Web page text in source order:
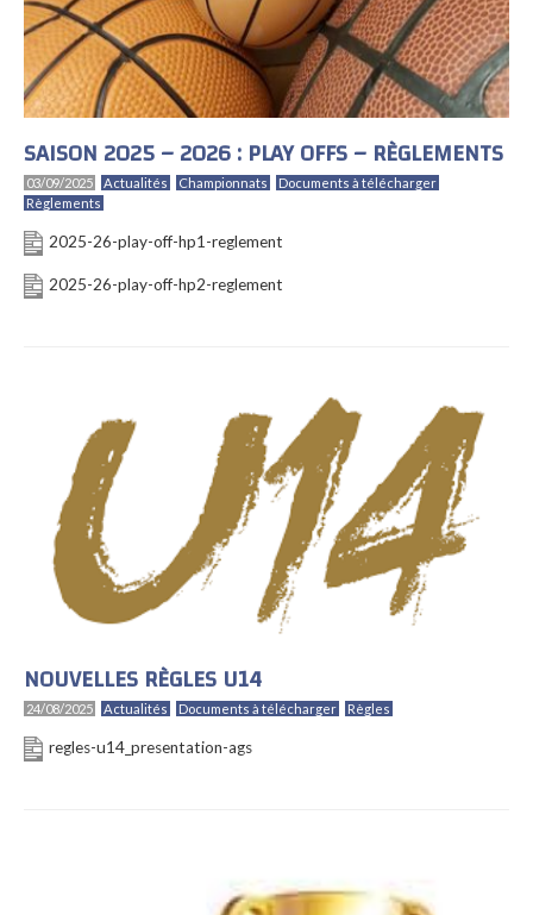
SAISON 2025 – 2026 : PLAY OFFS – RÈGLEMENTS
03/09/2025 Actualités Championnats
Documents à télécharger
Règlements
2025-26-play-off-hp1-reglement
2025-26-play-off-hp2-reglement
NOUVELLES RÈGLES U14
24/08/2025 Actualités Documents à télécharger Règles
regles-u14_presentation-ags